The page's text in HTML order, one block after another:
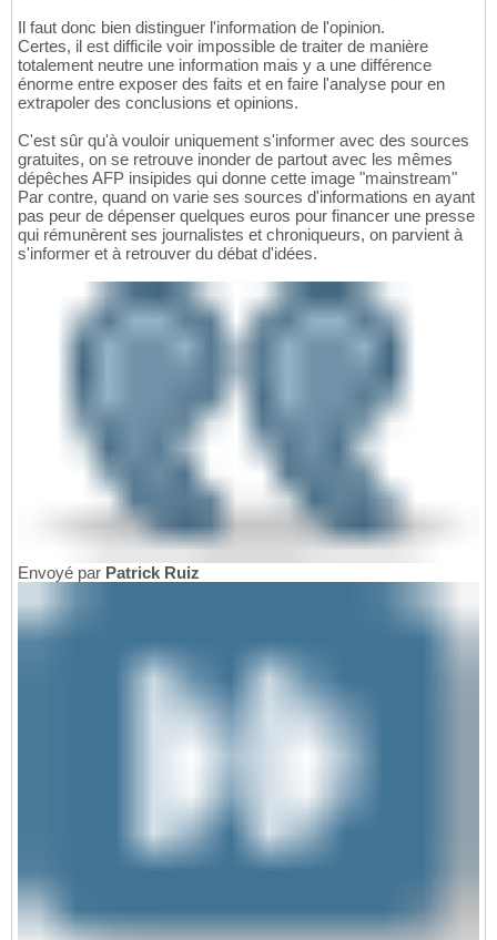
Il faut donc bien distinguer l'information de l'opinion.
Certes, il est difficile voir impossible de traiter de manière
totalement neutre une information mais y a une différence
énorme entre exposer des faits et en faire l'analyse pour en
extrapoler des conclusions et opinions.
C'est sûr qu'à vouloir uniquement s'informer avec des sources
gratuites, on se retrouve inonder de partout avec les mêmes
dépêches AFP insipides qui donne cette image "mainstream"
Par contre, quand on varie ses sources d'informations en ayant
pas peur de dépenser quelques euros pour financer une presse
qui rémunèrent ses journalistes et chroniqueurs, on parvient à
s'informer et à retrouver du débat d'idées.
Envoyé par Patrick Ruiz